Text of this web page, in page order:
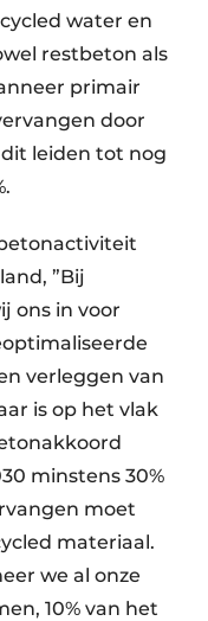
water en
restbeton als
primair
door
leiden tot nog
”Bij
ons in voor
verleggen van
is op het vlak
minstens 30%
moet
materiaal.
we al onze
10% van het